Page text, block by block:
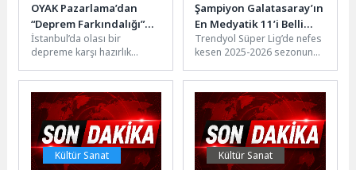
OYAK Pazarlama’dan
“Deprem Farkındalığı”
Konferansı
İstanbul’da olası bir
depreme karşı hazırlık
azaltmaya yönelik adımlar ve
afet anında müdahale...
Şampiyon Galatasaray’ın
En Medyatik 11’i Belli
Oldu
Trendyol Süper Lig’de nefes
kesen 2025-2026 sezonunun
oldu. Sarı-kırmızılı ekip,
sahasında Antalyaspor’u 4-2
mağlup ederek...
Kültür Sanat Kültür Sanat